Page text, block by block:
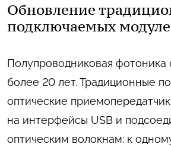
Обновление
подключаемых
Полупроводниковая
более 20 лет. Традиционные
оптические
на интерфейсы USB и
оптическим волокнам: к